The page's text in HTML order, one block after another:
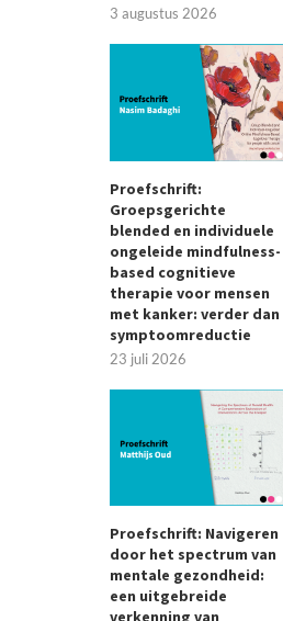
3 augustus 2026
Proefschrift:
Groepsgerichte
blended en individuele
ongeleide mindfulness-
based cognitieve
therapie voor mensen
met kanker: verder dan
symptoomreductie
23 juli 2026
Proefschrift: Navigeren
door het spectrum van
mentale gezondheid:
een uitgebreide
verkenning van